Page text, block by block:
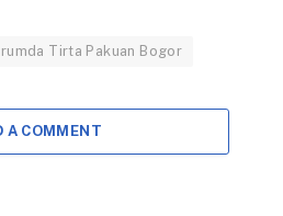
Tirta Pakuan Bogor
A COMMENT